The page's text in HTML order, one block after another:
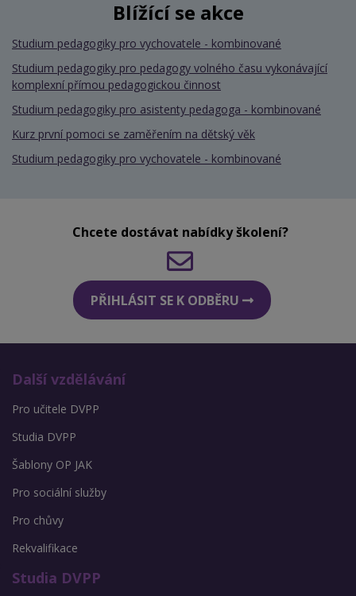
Blížící se akce
Studium pedagogiky pro vychovatele - kombinované
Studium pedagogiky pro pedagogy volného času vykonávající
komplexní přímou pedagogickou činnost
Studium pedagogiky pro asistenty pedagoga - kombinované
Kurz první pomoci se zaměřením na dětský věk
Studium pedagogiky pro vychovatele - kombinované
Chcete dostávat nabídky školení?
PŘIHLÁSIT SE K ODBĚRU
Další vzdělávání
Pro učitele DVPP
Studia DVPP
Šablony OP JAK
Pro sociální služby
Pro chůvy
Rekvalifikace
Studia DVPP